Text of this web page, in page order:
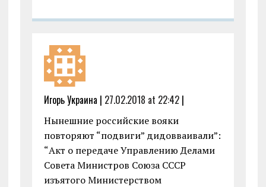
Игорь Украина | 27.02.2018 at 22:42|
Нынешние российские вояки
повторяют “подвиги” дидовваивали”:
“Акт о передаче Управлению Делами
Совета Министров Союза СССР
изъятого Министерством